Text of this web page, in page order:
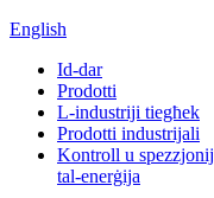
English
Id-dar
Prodotti
L-industriji tiegħek
Prodotti industrijali
Kontroll u
tal-enerġija